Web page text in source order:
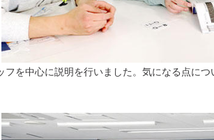
を中心に説明を行いました。気になる点に